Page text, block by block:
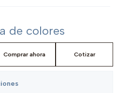
de colores
Comprar ahora Cotizar